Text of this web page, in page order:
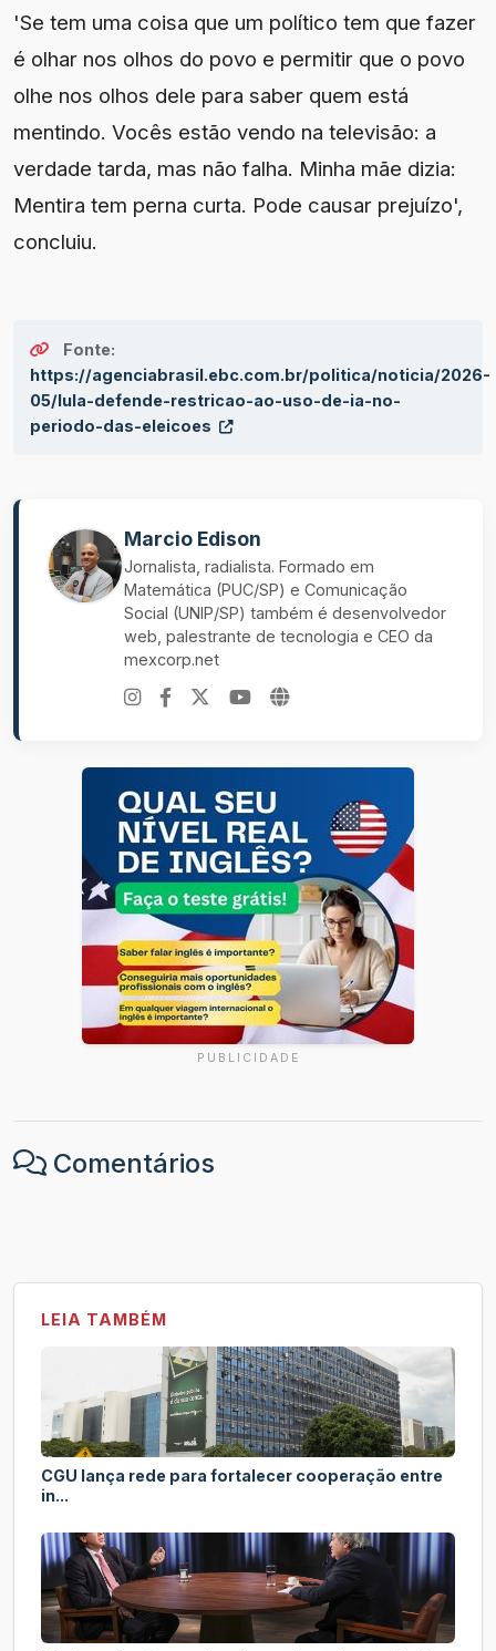
'Se tem uma coisa que um político tem que fazer
é olhar nos olhos do povo e permitir que o povo
olhe nos olhos dele para saber quem está
mentindo. Vocês estão vendo na televisão: a
verdade tarda, mas não falha. Minha mãe dizia:
Mentira tem perna curta. Pode causar prejuízo',
concluiu.
Fonte:
https://agenciabrasil.ebc.com.br/politica/noticia/2026-
05/lula-defende-restricao-ao-uso-de-ia-no-
periodo-das-eleicoes
Marcio Edison
Jornalista, radialista. Formado em
Matemática (PUC/SP) e Comunicação
Social (UNIP/SP) também é desenvolvedor
web, palestrante de tecnologia e CEO da
mexcorp.net
PUBLICIDADE
Comentários
LEIA TAMBÉM
CGU lança rede para fortalecer cooperação entre
in...